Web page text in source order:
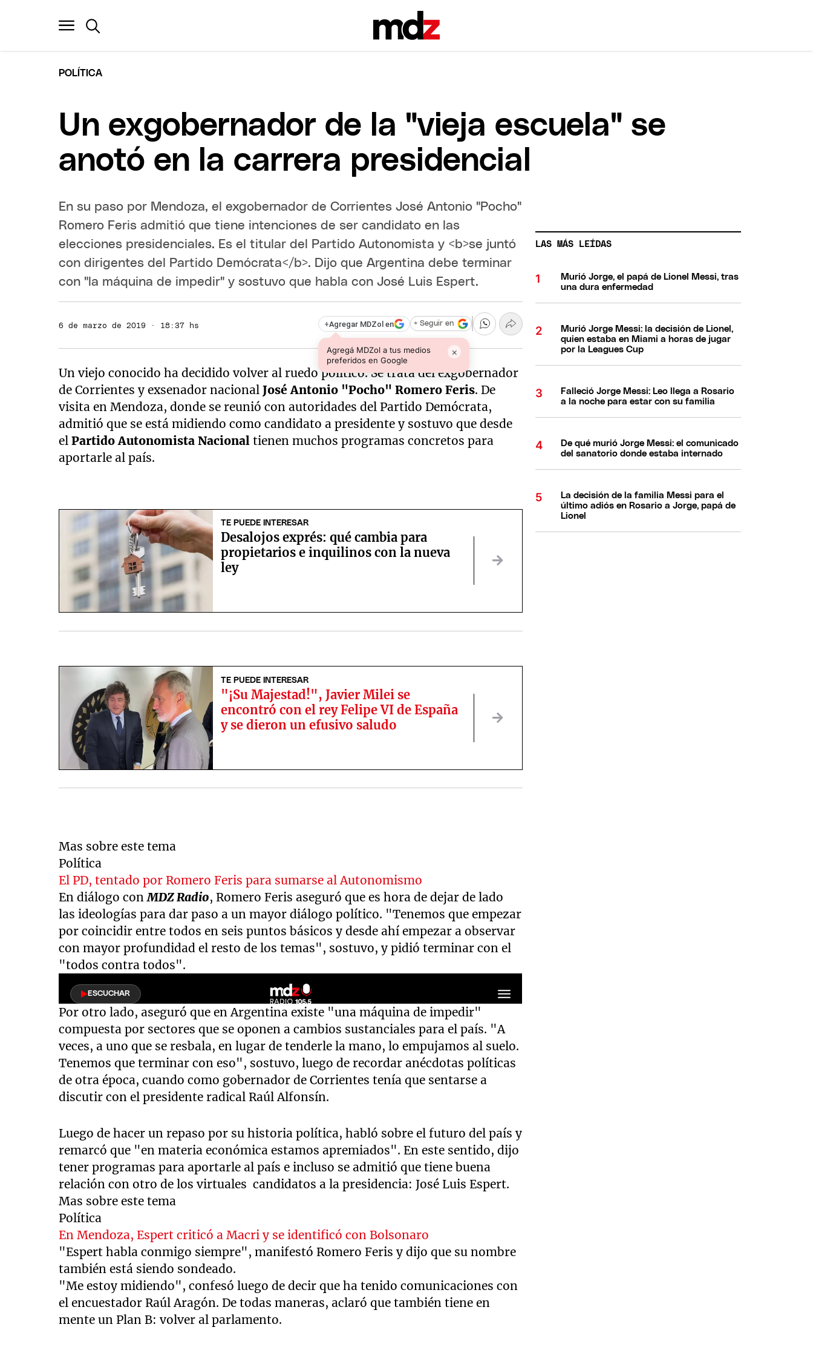
POLÍTICA
Un exgobernador de la "vieja escuela" se
anotó en la carrera presidencial
En su paso por Mendoza, el exgobernador de Corrientes José Antonio "Pocho"
Romero Feris admitió que tiene intenciones de ser candidato en las
elecciones presidenciales. Es el titular del Partido Autonomista y <b>se juntó
con dirigentes del Partido Demócrata</b>. Dijo que Argentina debe terminar
con "la máquina de impedir" y sostuvo que habla con José Luis Espert.
6 de marzo de 2019 · 18:37 hs +Agregar MDZol en
Agregá MDZol a tus medios
preferidos en Google
×
+ Seguir en
Un viejo conocido ha decidido volver al ruedo político. Se trata del exgobernador
de Corrientes y exsenador nacionalJosé Antonio "Pocho" Romero Feris. De
visita en Mendoza, donde se reunió con autoridades del Partido Demócrata,
admitió que se está midiendo como candidato a presidente y sostuvo que desde
elPartido Autonomista Nacional tienen muchos programas concretos para
aportarle al país.
TE PUEDE INTERESAR
Desalojos exprés: qué cambia para
propietarios e inquilinos con la nueva
ley
TE PUEDE INTERESAR
"¡Su Majestad!", Javier Milei se
encontró con el rey Felipe VI de España
y se dieron un efusivo saludo
Mas sobre este tema
Política
El PD, tentado por Romero Feris para sumarse al Autonomismo
En diálogo conMDZ Radio, Romero Feris aseguró que es hora de dejar de lado
las ideologías para dar paso a un mayor diálogo político. "Tenemos que empezar
por coincidir entre todos en seis puntos básicos y desde ahí empezar a observar
con mayor profundidad el resto de los temas", sostuvo, y pidió terminar con el
"todos contra todos".
Por otro lado, aseguró que en Argentina existe "una máquina de impedir"
compuesta por sectores que se oponen a cambios sustanciales para el país. "A
veces, a uno que se resbala, en lugar de tenderle la mano, lo empujamos al suelo.
Tenemos que terminar con eso", sostuvo, luego de recordar anécdotas políticas
de otra época, cuando como gobernador de Corrientes tenía que sentarse a
discutir con el presidente radical Raúl Alfonsín.
Luego de hacer un repaso por su historia política, habló sobre el futuro del país y
remarcó que "en materia económica estamos apremiados". En este sentido, dijo
tener programas para aportarle al país e incluso se admitió que tiene buena
relación con otro de los virtuales candidatos a la presidencia: José Luis Espert.
Mas sobre este tema
Política
En Mendoza, Espert criticó a Macri y se identificó con Bolsonaro
"Espert habla conmigo siempre", manifestó Romero Feris y dijo que su nombre
también está siendo sondeado.
"Me estoy midiendo", confesó luego de decir que ha tenido comunicaciones con
el encuestador Raúl Aragón. De todas maneras, aclaró que también tiene en
mente un Plan B: volver al parlamento.
LAS MÁS LEÍDAS
Murió Jorge, el papá de Lionel Messi, tras
una dura enfermedad
Murió Jorge Messi: la decisión de Lionel,
quien estaba en Miami a horas de jugar
por la Leagues Cup
Falleció Jorge Messi: Leo llega a Rosario
a la noche para estar con su familia
De qué murió Jorge Messi: el comunicado
del sanatorio donde estaba internado
La decisión de la familia Messi para el
último adiós en Rosario a Jorge, papá de
Lionel